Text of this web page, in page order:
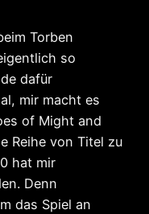
Torben
so
dafür
mir macht es
of Might and
Reihe von Titel zu
hat mir
Denn
das Spiel an